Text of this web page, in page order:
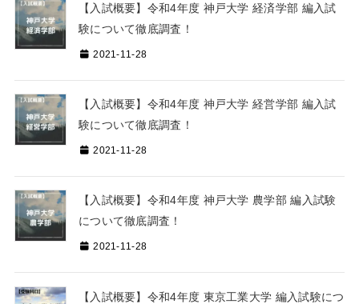
【入試概要】令和4年度 神戸大学 経済学部 編入試
験について徹底調査！
2021-11-28
【入試概要】令和4年度 神戸大学 経営学部 編入試
験について徹底調査！
2021-11-28
【入試概要】令和4年度 神戸大学 農学部 編入試験
について徹底調査！
2021-11-28
【入試概要】令和4年度 東京工業大学 編入試験につ